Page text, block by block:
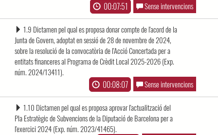
00:07:51 Sense intervencions
1.9 Dictamen pel qual es proposa donar compte de l'acord de la
Junta de Govern, adoptat en sessió de 28 de novembre de 2024,
sobre la resolució de la convocatòria de l'Acció Concertada per a
entitats financeres al Programa de Crèdit Local 2025-2026 (Exp.
núm. 2024/13411).
00:08:07 Sense intervencions
1.10 Dictamen pel qual es proposa aprovar l'actualització del
Pla Estratègic de Subvencions de la Diputació de Barcelona per a
l'exercici 2024 (Exp. núm. 2023/41465).